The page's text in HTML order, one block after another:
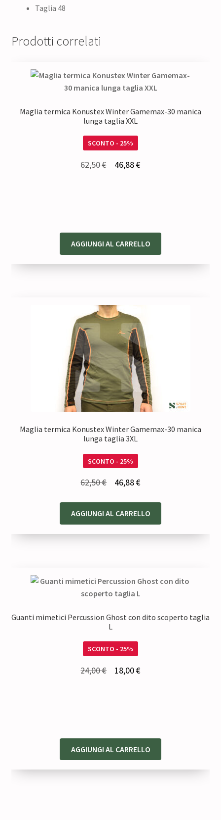
Taglia 48
Prodotti correlati
Maglia termica Konustex Winter Gamemax-30 manica
lunga taglia XXL
SCONTO - 25%
62,50€ 46,88€Il
AGGIUNGI AL CARRELLO
Maglia termica Konustex Winter Gamemax-30 manica
lunga taglia 3XL
SCONTO - 25%
62,50€
originale
era:
46,88€Il
attuale
è:
AGGIUNGI AL CARRELLO
Guanti mimetici Percussion Ghost con dito scoperto taglia
L
SCONTO - 25%
24,00€ 18,00€Il
AGGIUNGI AL CARRELLO